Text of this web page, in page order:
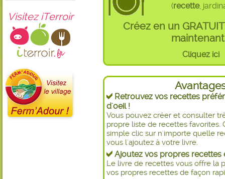
Visitez iTerroir
(recette,
Créez en un
Cliquez ici
Retrouvez vos recettes
d'oeil !
Vous pouvez créer et consulter
propre liste de recettes favorites.
simple clic sur n'importe quelle
vous l'ajoutez à votre livre.
Ajoutez vos propres recettes
Le livre de recettes vous offre la
vos propres recettes de façon